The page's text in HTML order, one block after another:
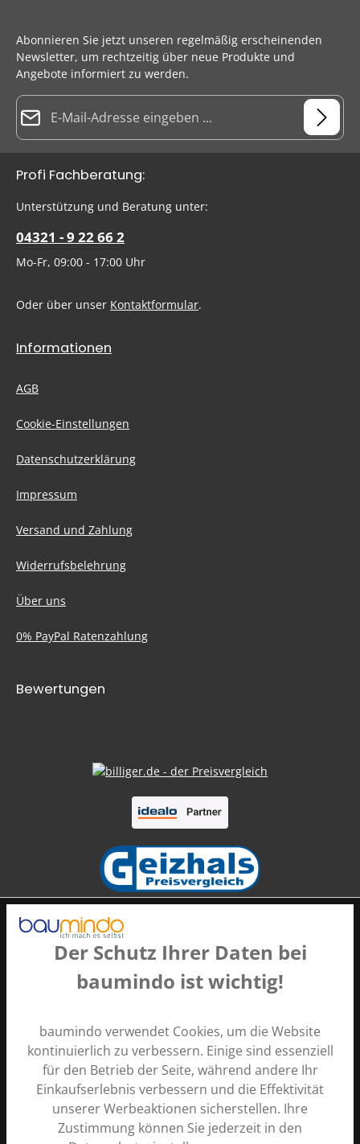
Der Schutz Ihrer Daten bei
baumindo ist wichtig!
baumindo verwendet Cookies, um die Website
kontinuierlich zu verbessern. Einige sind essenziell
für den Betrieb der Seite, während andere Ihr
Einkaufserlebnis verbessern und die Effektivität
unserer Werbeaktionen sicherstellen. Ihre
Zustimmung können Sie jederzeit in den
Abonnieren Sie jetzt unseren regelmäßig erscheinenden
Newsletter, um rechtzeitig über neue Produkte und
Angebote informiert zu werden.
E-Mail-Adresse*
Datenschutz
Ich habe dieDatenschutzbestimmungen
einverstanden.
Um weiterzugehen, geben Sie die oben abgebildeten Zeichen
ein*
Die mit einem Stern (*) markierten Felder sind Pflichtfelder.
Profi Fachberatung:
Unterstützung und Beratung unter:
04321 - 9 22 66 2
Mo-Fr, 09:00 - 17:00 Uhr
Oder über unser Kontaktformular.
Informationen
AGB
Cookie-Einstellungen
Datenschutzerklärung
Impressum
Versand und Zahlung
Widerrufsbelehrung
Über uns
0% PayPal Ratenzahlung
Bewertungen
Zahlungsarten